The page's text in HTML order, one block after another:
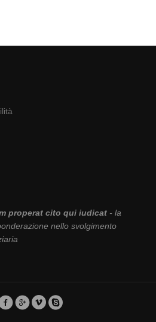
properat cito qui iudicat- la
nello svolgimento